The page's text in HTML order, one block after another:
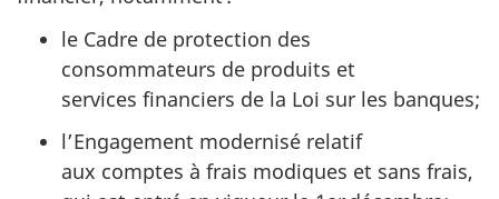
le Cadre de protection des
consommateurs de produits et
services financiers de la Loi sur les banques;
l’Engagement modernisé relatif
aux comptes à frais modiques et sans frais,